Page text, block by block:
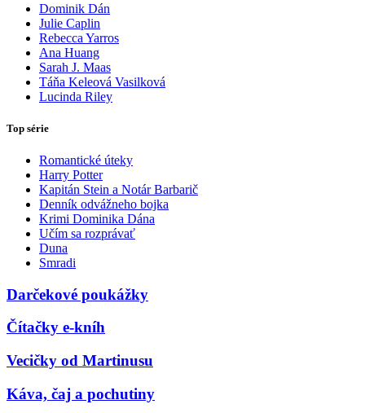
Dominik Dán
Julie Caplin
Rebecca Yarros
Ana Huang
Sarah J. Maas
Táňa Keleová Vasilková
Lucinda Riley
Top série
Romantické úteky
Harry Potter
Kapitán Stein a Notár Barbarič
Denník odvážneho bojka
Krimi Dominika Dána
Učím sa rozprávať
Duna
Smradi
Darčekové poukážky
Čítačky e-kníh
Vecičky od Martinusu
Káva, čaj a pochutiny